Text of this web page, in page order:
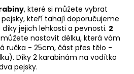
, které si můžete vybrat
kteří tahají doporučujeme
jejich lehkosti a pevnosti. 2
nastavit délku, která vám
ručka - 25cm, část přes tělo -
Díky 2 karabinám na vodítko
pejsky.